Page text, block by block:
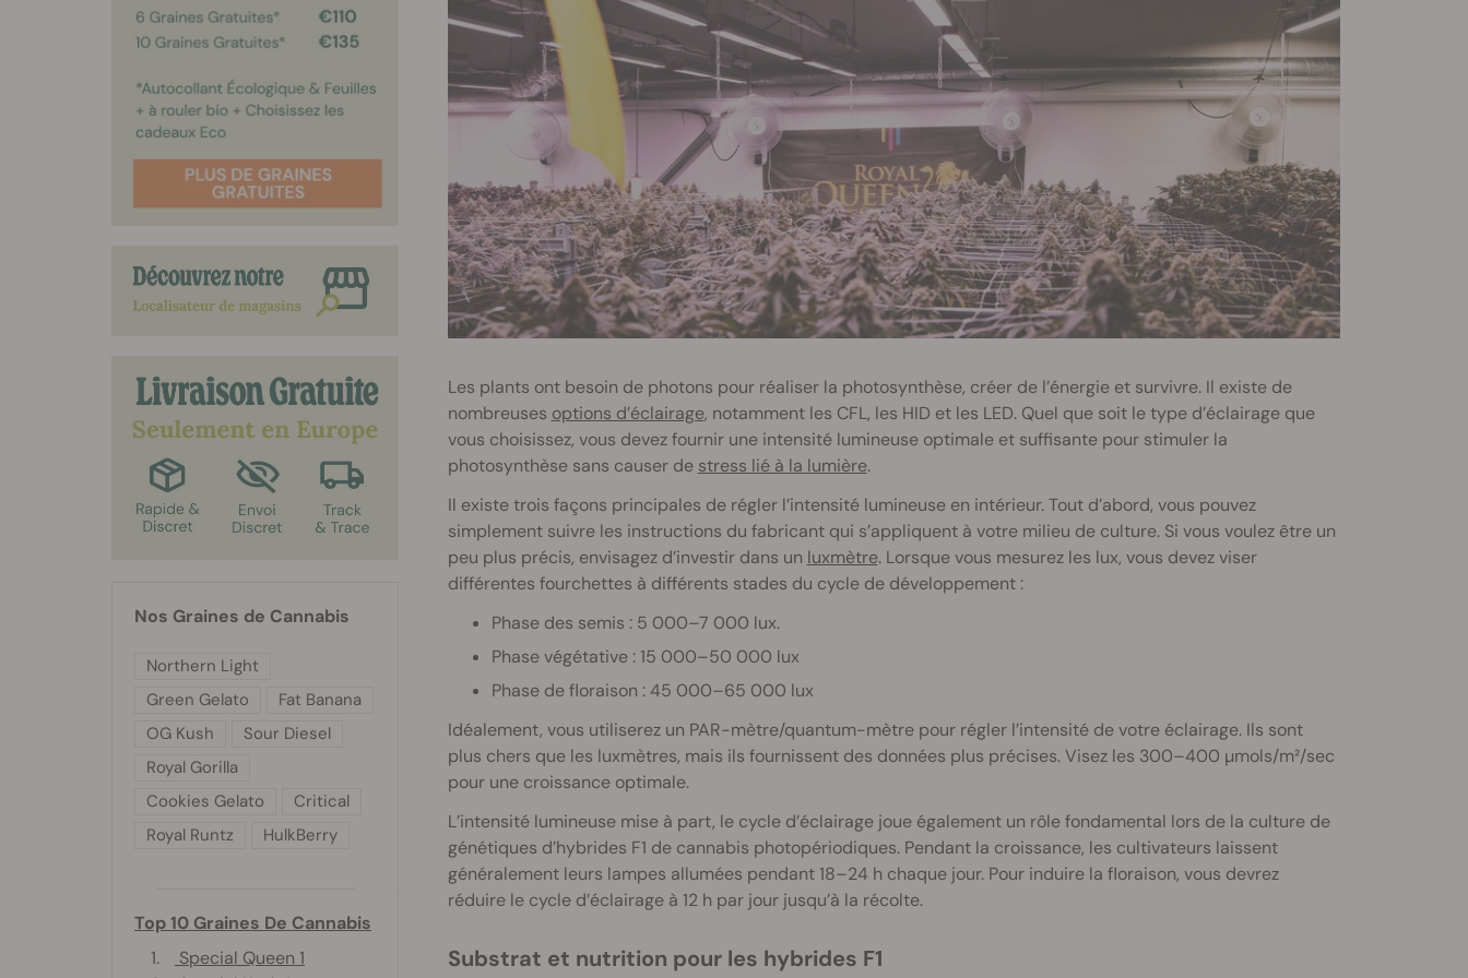
Les plants ont besoin de photons pour réaliser la photosynthèse, créer de l’énergie et survivre. Il existe de
nombreuses options d’éclairage, notamment les CFL, les HID et les LED. Quel que soit le type d’éclairage que
vous choisissez, vous devez fournir une intensité lumineuse optimale et suffisante pour stimuler la
photosynthèse sans causer de stress lié à la lumière.
Il existe trois façons principales de régler l’intensité lumineuse en intérieur. Tout d’abord, vous pouvez
simplement suivre les instructions du fabricant qui s’appliquent à votre milieu de culture. Si vous voulez être un
peu plus précis, envisagez d’investir dans un luxmètre. Lorsque vous mesurez les lux, vous devez viser
différentes fourchettes à différents stades du cycle de développement :
Phase des semis : 5 000–7 000 lux.
Phase végétative : 15 000–50 000 lux
Phase de floraison : 45 000–65 000 lux
Idéalement, vous utiliserez un PAR-mètre/quantum-mètre pour régler l’intensité de votre éclairage. Ils sont
plus chers que les luxmètres, mais ils fournissent des données plus précises. Visez les 300–400 µmols/m²/sec
pour une croissance optimale.
L’intensité lumineuse mise à part, le cycle d’éclairage joue également un rôle fondamental lors de la culture de
génétiques d’hybrides F1 de cannabis photopériodiques. Pendant la croissance, les cultivateurs laissent
généralement leurs lampes allumées pendant 18–24 h chaque jour. Pour induire la floraison, vous devrez
réduire le cycle d’éclairage à 12 h par jour jusqu’à la récolte.
Substrat et nutrition pour les hybrides F1
Nos Graines de Cannabis
Northern Light
Green Gelato
Fat Banana
OG Kush
Sour Diesel
Royal Gorilla
Cookies Gelato
Critical
Royal Runtz
HulkBerry
Top 10 Graines De Cannabis
1.
Special Queen 1